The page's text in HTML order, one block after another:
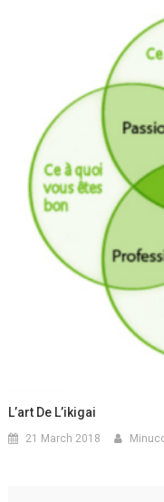
L’art De L’ikigai
21 March 2018